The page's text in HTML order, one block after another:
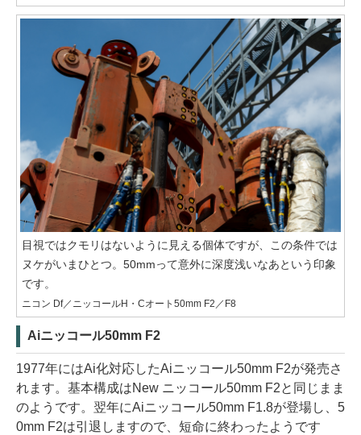
目視ではクモリはないように見える個体ですが、この条件では
ヌケがいまひとつ。50mmって意外に深度浅いなあという印象
です。
ニコン Df／ニッコールH・Cオート50mm F2／F8
Aiニッコール50mm F2
1977年にはAi化対応したAiニッコール50mm F2が発売さ
れます。基本構成はNew ニッコール50mm F2と同じまま
のようです。翌年にAiニッコール50mm F1.8が登場し、5
0mm F2は引退しますので、短命に終わったようです